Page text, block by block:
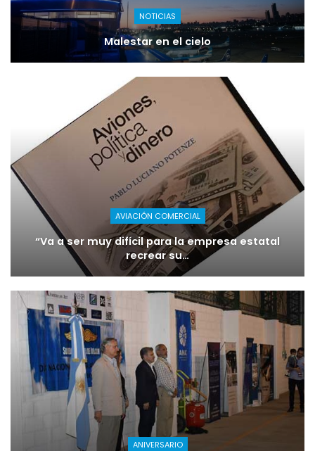
NOTICIAS
Malestar en el cielo
AVIACIÓN COMERCIAL
“Va a ser muy difícil para la empresa estatal
recrear su…
ANIVERSARIO